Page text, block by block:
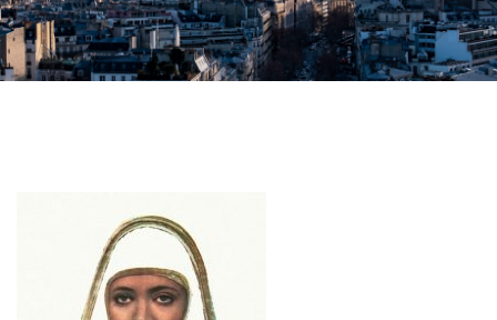
Fantasy
Horror
Oorlogsfilm